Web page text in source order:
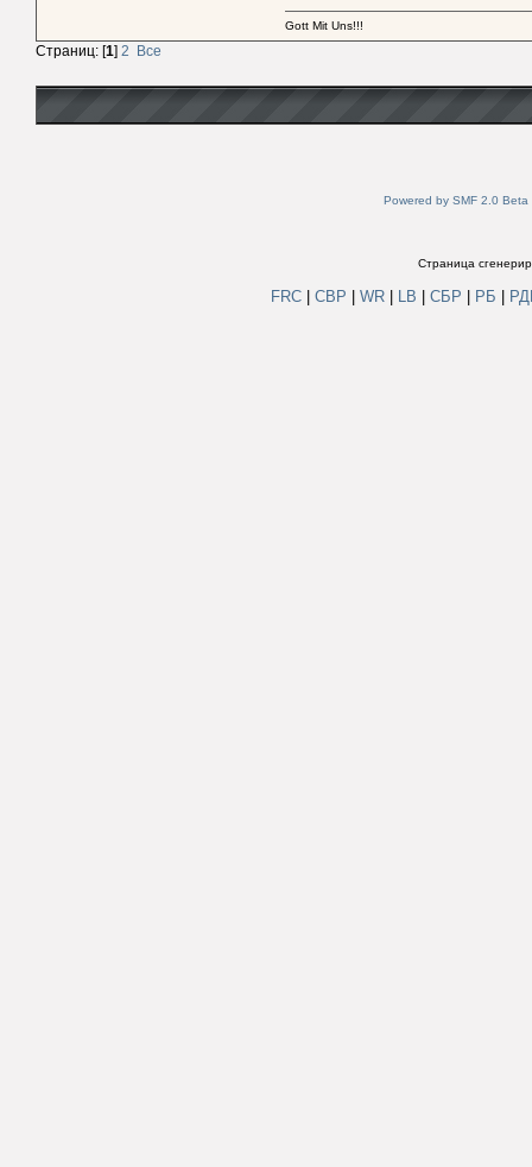
Gott Mit Uns!!!
Страниц: [1] 2 Все
Powered by SMF 2.0 Beta
Страница
FRC СВР WR LB СБР РБ